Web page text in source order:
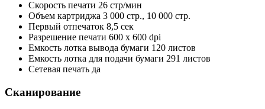
Скорость печати 26 стр/мин
Объем картриджа 3 000 стр., 10 000 стр.
Первый отпечаток 8,5 cек
Разрешение печати 600 x 600 dpi
Емкость лотка вывода бумаги 120 листов
Емкость лотка для подачи бумаги 291 листов
Сетевая печать да
Сканирование